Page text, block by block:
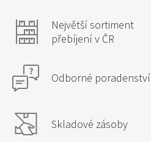
Největší sortiment
přebíjení v ČR
Odborné poradenství
Skladové zásoby